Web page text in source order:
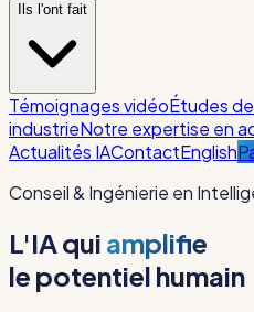
Ils l'ont fait
Témoignages vidéoÉtudes
industrieNotre expertise en
Actualités IAContactEnglish
Conseil & Ingénierie en
L'IA qui amplifie
le potentiel humain